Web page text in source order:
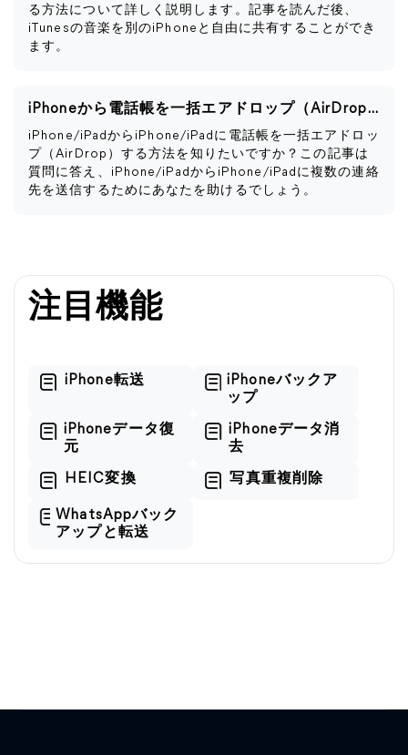
る方法について詳しく説明します。記事を読んだ後、
iTunesの音楽を別のiPhoneと自由に共有することができ
ます。
iPhoneから電話帳を一括エアドロップ（AirDrop）する方法
iPhone/iPadからiPhone/iPadに電話帳を一括エアドロッ
プ（AirDrop）する方法を知りたいですか？この記事は
質問に答え、iPhone/iPadからiPhone/iPadに複数の連絡
先を送信するためにあなたを助けるでしょう。
注目機能
iPhone転送
iPhoneバックア
ップ
iPhoneデータ復
元
iPhoneデータ消
去
HEIC変換 写真重複削除
WhatsAppバック
アップと転送